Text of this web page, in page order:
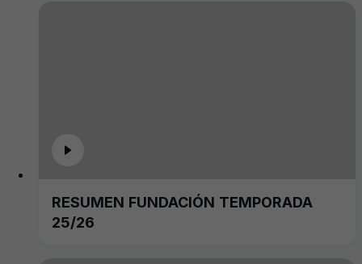
RESUMEN FUNDACIÓN TEMPORADA
25/26